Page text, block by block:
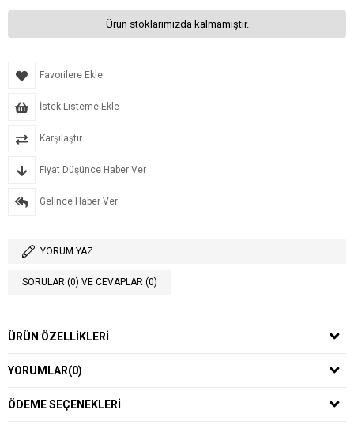
Ürün stoklarımızda kalmamıştır.
Favorilere Ekle
İstek Listeme Ekle
Karşılaştır
Fiyat Düşünce Haber Ver
Gelince Haber Ver
YORUM YAZ
SORULAR (0) VE CEVAPLAR (0)
ÜRÜN ÖZELLIKLERI
YORUMLAR(0)
ÖDEME SEÇENEKLERI